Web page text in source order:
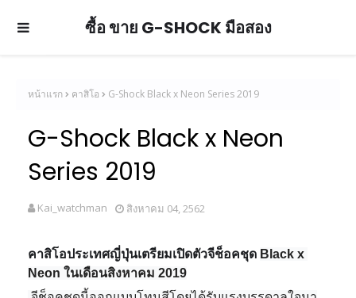
ซื้อ ขาย G-SHOCK มือสอง
หน้าแรก คาสิโอ G-Shock Black x Neon Series 2019
G-Shock Black x Neon
Series 2019
Kai_watchman สิงหาคม 04, 2562
คาสิโอประเทศญี่ปุ่นเตรียมเปิดตัวจีช็อคชุด Black x
Neon ในเดือนสิงหาคม 2019